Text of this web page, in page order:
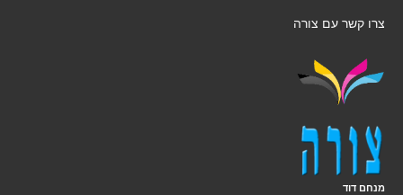
צרו קשר עם צורה
מנחם דוד